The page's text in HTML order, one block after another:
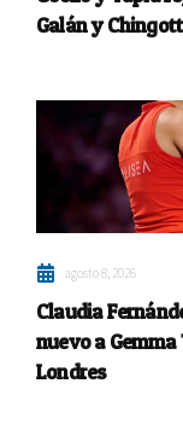
Galán y
agosto 8, 2026
Claudia
nuevo a
Londres